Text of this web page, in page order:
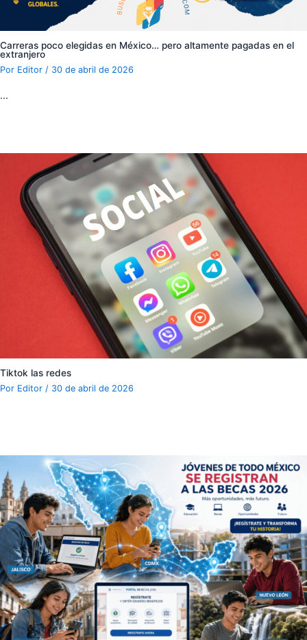
Carreras poco elegidas en México… pero altamente pagadas en el
extranjero
Por Editor / 30 de abril de 2026
…
Tiktok las redes
Por Editor / 30 de abril de 2026